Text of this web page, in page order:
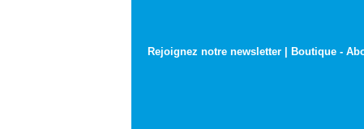
Rejoignez notre newsletter| Boutique-